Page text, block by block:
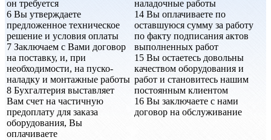
он требуется
6 Вы утверждаете
предложенное техническое
решение и условия оплаты
7 Заключаем с Вами договор
на поставку, и, при
необходимости, на пуско-
наладку и монтажные работы
8 Бухгалтерия выставляет
Вам счет на частичную
предоплату для заказа
оборудования, Вы
оплачиваете
наладочные работы
14 Вы оплачиваете по
оставшуюся сумму за работу
по факту подписания актов
выполненных работ
15 Вы остаетесь довольны
качеством оборудования и
работ и становитесь нашим
постоянным клиентом
16 Вы заключаете с нами
договор на обслуживание